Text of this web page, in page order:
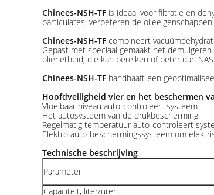
Chinees-NSH-TF is ideaal voor filtratie en
particulates, verbeteren de olieeigenschappen.
Chinees-NSH-TF combineert
Gepast met speciaal gemaakt het
olienetheid, die kan bereiken of beter dan NAS
Chinees-NSH-TF handhaaft een
Hoofdveiligheid vier en het beschermen
Vloeibaar niveau auto-controleert systeem
Het autosysteem van de drukbescherming
Regelmatig temperatuur auto-controleert
Elektro auto-beschermingssysteem om
Technische beschrijving
Parameter
Capaciteit, liter/uren